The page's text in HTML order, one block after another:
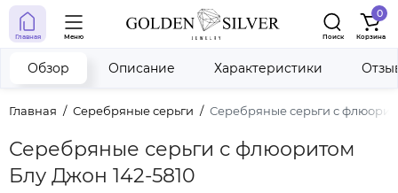
Главная Меню Поиск
0
Корзина
Главная Серебряные серьги Серебряные серьги с
Серебряные серьги с флюоритом
Блу Джон 142-5810
Обзор Описание Характеристики